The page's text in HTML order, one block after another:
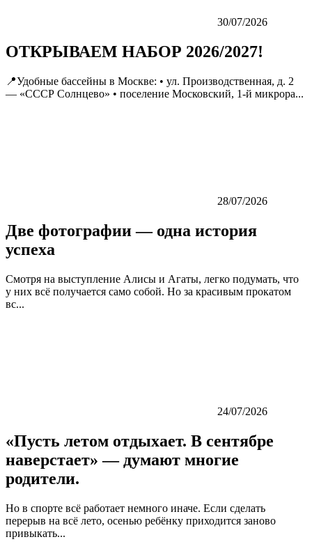
30/07/2026
ОТКРЫВАЕМ НАБОР 2026/2027!
📍Удобные бассейны в Москве: • ул. Производственная, д. 2
— «СССР Солнцево» • поселение Московский, 1-й микрора...
28/07/2026
Две фотографии — одна история
успеха
Смотря на выступление Алисы и Агаты, легко подумать, что
у них всё получается само собой. Но за красивым прокатом
вс...
24/07/2026
«Пусть летом отдыхает. В сентябре
наверстает» — думают многие
родители.
Но в спорте всё работает немного иначе. Если сделать
перерыв на всё лето, осенью ребёнку приходится заново
привыкать...